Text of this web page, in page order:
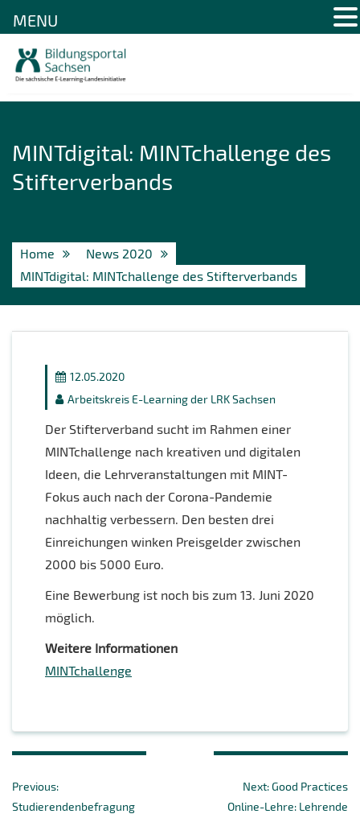
MINTdigital: MINTchallenge des
Stifterverbands
Home
News 2020
MINTdigital: MINTchallenge des Stifterverbands
12.05.2020
Arbeitskreis E-Learning der LRK Sachsen
Der Stifterverband sucht im Rahmen einer
MINTchallenge nach kreativen und digitalen
Ideen, die Lehrveranstaltungen mit MINT-
Fokus auch nach der Corona-Pandemie
nachhaltig verbessern. Den besten drei
Einreichungen winken Preisgelder zwischen
2000 bis 5000 Euro.
Eine Bewerbung ist noch bis zum 13. Juni 2020
möglich.
Weitere Informationen
MINTchallenge
Previous:Previous
post:
Studierendenbefragung
Next:Next
post:
Good Practices
Online-Lehre: Lehrende
MENU